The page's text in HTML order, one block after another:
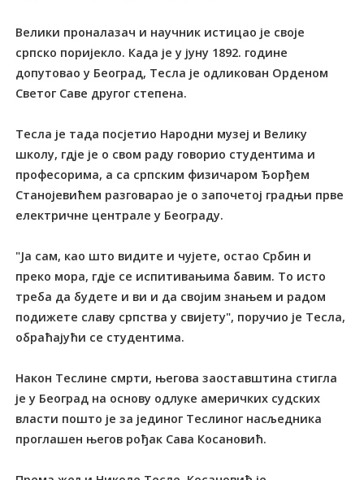
Велики проналазач и научник истицао је своје
српско поријекло. Када је у јуну 1892. године
допутовао у Београд, Тесла је одликован Орденом
Светог Саве другог степена.
Тесла је тада посјетио Народни музеј и Велику
школу, гдје је о свом раду говорио студентима и
професорима, а са српским физичаром Ђорђем
Станојевићем разговарао је о започетој градњи прве
електричне централе у Београду.
"Ја сам, као што видите и чујете, остао Србин и
преко мора, гдје се испитивањима бавим. То исто
треба да будете и ви и да својим знањем и радом
подижете славу српства у свијету", поручио је Тесла,
обраћајући се студентима.
Након Теслине смрти, његова заоставштина стигла
је у Београд на основу одлуке америчких судских
власти пошто је за јединог Теслиног насљедника
проглашен његов рођак Сава Косановић.